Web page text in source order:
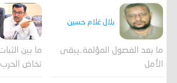
بلال غلام حسين
ما بعد الفصول المؤلمة..يبقى
الأمل
ما بين
تخاض